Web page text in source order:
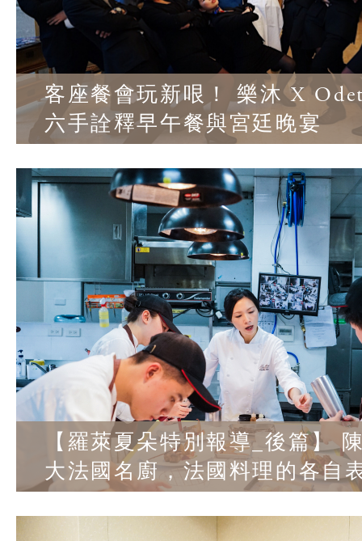
客座餐會玩新哏！ 樂沐 X
六手詮釋早午餐與宮廷晚宴
【羅萊夏朵特別報導_後篇】
大法國名廚，法國料理的各自